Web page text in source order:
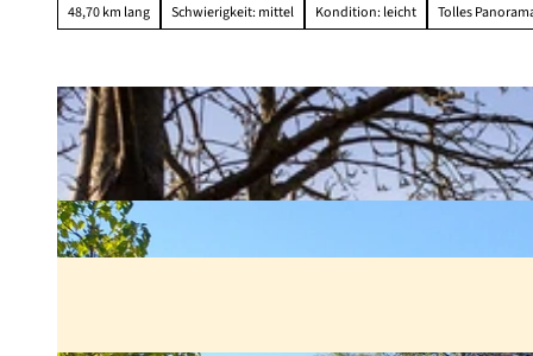
48,70 km lang Schwierigkeit: mittel Kondition: leicht Tolles